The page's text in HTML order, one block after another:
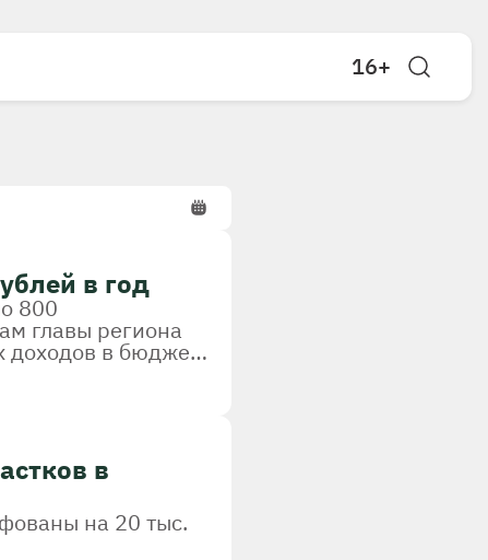
16+
в год
800
главы региона
доходов в бюджет,
в
на 20 тыс.